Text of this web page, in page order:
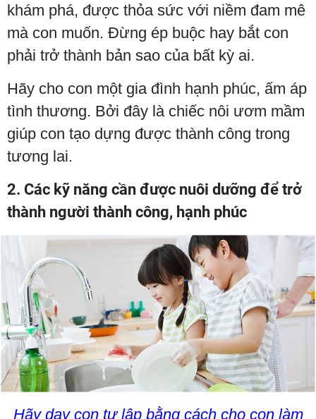
khám phá, được thỏa sức với niềm đam mê
mà con muốn. Đừng ép buộc hay bắt con
phải trở thành bản sao của bất kỳ ai.
Hãy cho con một gia đình hạnh phúc, ấm áp
tình thương. Bởi đây là chiếc nôi ươm mầm
giúp con tạo dựng được thành công trong
tương lai.
2. Các kỹ năng cần được nuôi dưỡng để trở
thành người thành công, hạnh phúc
Hãy dạy con tự lập bằng cách cho con làm